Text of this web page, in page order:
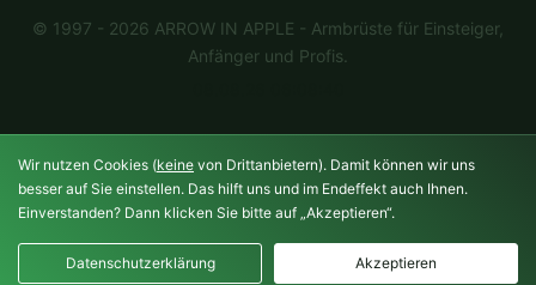
© 1997 - 2026 ARROW IN APPLE - Armbrüste für Einsteiger,
Anfänger und Profis.
Datenschutzerklärung Akzeptieren
Wir nutzen Cookies (keine von Drittanbietern). Damit können wir uns
besser auf Sie einstellen. Das hilft uns und im Endeffekt auch Ihnen.
Einverstanden? Dann klicken Sie bitte auf „Akzeptieren“.